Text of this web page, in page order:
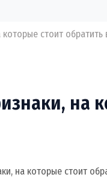
стоит обратить
на
на которые стоит